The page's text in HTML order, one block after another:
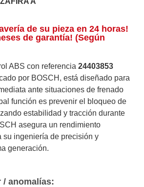
de su pieza en 24 horas!
de garantía! (Según
ABS con referencia24403853
por BOSCH, está diseñado para
ante situaciones de frenado
función es prevenir el bloqueo de
estabilidad y tracción durante
asegura un rendimiento
su ingeniería de precisión y
generación.
/ anomalías: